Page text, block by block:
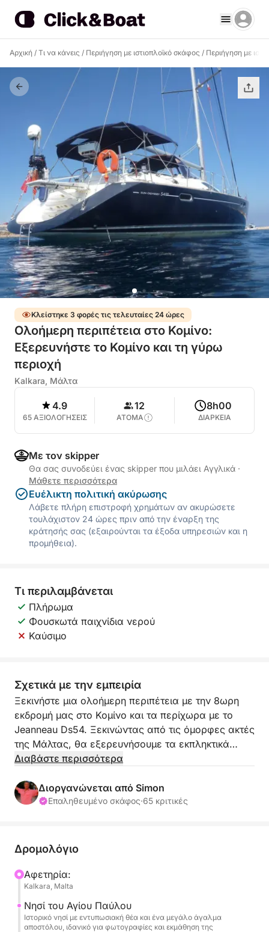
Αρχική / Τι να κάνεις / Περιήγηση με ιστιοπλοϊκό σκάφος / Περιήγηση με
Κλείστηκε 3 φορές τις τελευταίες 24 ώρες
Ολοήμερη περιπέτεια στο Κομίνο:
Εξερευνήστε το Κομίνο και τη γύρω
περιοχή
Kalkara, Μάλτα
4.9
65 ΑΞΙΟΛΟΓΗΣΕΙΣ
12
ΑΤΟΜΑ
8h00
ΔΙΑΡΚΕΙΑ
Με τον skipper
Θα σας συνοδεύει ένας skipper που μιλάει Αγγλικά ·
Μάθετε περισσότερα
Ευέλικτη πολιτική ακύρωσης
Λάβετε πλήρη επιστροφή χρημάτων αν ακυρώσετε
τουλάχιστον 24 ώρες πριν από την έναρξη της
κράτησής σας (εξαιρούνται τα έξοδα υπηρεσιών και η
προμήθεια).
Τι περιλαμβάνεται
Πλήρωμα
Φουσκωτά παιχνίδια νερού
Καύσιμο
Σχετικά με την εμπειρία
Ξεκινήστε μια ολοήμερη περιπέτεια με την 8ωρη
εκδρομή μας στο Κομίνο και τα περίχωρα με το
Jeanneau Ds54. Ξεκινώντας από τις όμορφες ακτές
της Μάλτας, θα εξερευνήσουμε τα εκπληκτικά
νησιά και τα κρυστάλλινα νερά του Κομίνο. Το
Παύλου, διάσημο για την ιστορική του σημασία,
πριν κατευθυνθούμε στον κόλπο Armier, όπου
Paradise, ένα κρυμμένο στολίδι με γαλήνια νερά,
γνωστό για τις αμμώδεις παραλίες και τη γραφική
ομορφιά του.
Καθώς συνεχίζουμε, θα πλεύσουμε προς τη
Διαβάστε περισσότερα
Διοργανώνεται από Simon
Επαληθευμένο σκάφος·65 κριτικές
Δρομολόγιο
Αφετηρία:
Kalkara, Malta
Νησί του Αγίου Παύλου
Ιστορικό νησί με εντυπωσιακή θέα και ένα μεγάλο άγαλμα
αποστόλου, ιδανικό για φωτογραφίες και εκμάθηση της